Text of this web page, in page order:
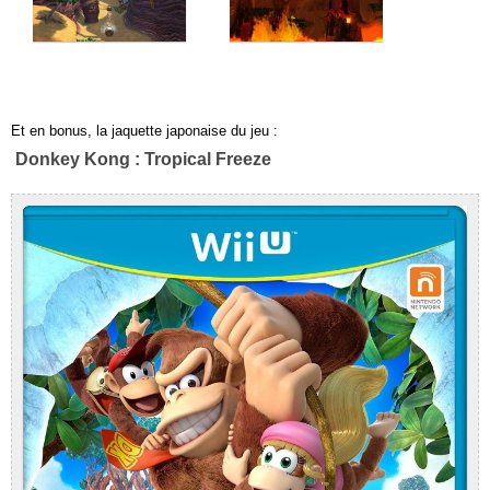
Et en bonus, la jaquette japonaise du jeu :
Donkey Kong : Tropical Freeze